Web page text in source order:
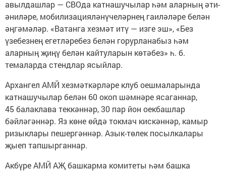
авылдашлар — СВОда катнашучылар һәм аларның әти-
әниләре, мобилизацияләнүчеләрнең гаиләләре белән
әңгәмәләр. «Ватанга хезмәт итү — изге эш», «Без
үзебезнең егетләребез белән горурланабыз һәм
аларның җиңү белән кайтуларын көтәбез» һ. б.
темаларда стендлар ясыйлар.
Архангел АМЙ хезмәткәрләре клуб оешмаларында
катнашучылар белән 60 окоп шәмнәре ясаганнар,
45 балаклава теккәннәр, 30 пар йон оекбашлар
бәйләгәннәр. Яз көне өйдә токмач кискәннәр, камыр
ризыклары пешергәннәр. Азык-төлек посылкалары
җыеп тапшырганнар.
Акбүре АМЙ АҖ башкарма комитеты һәм башка